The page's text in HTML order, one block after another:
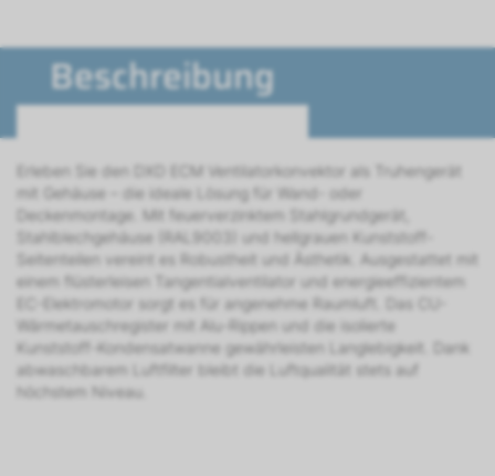
Beschreibung
Erleben Sie den DXD ECM Ventilatorkonvektor als Truhengerät
mit Gehäuse – die ideale Lösung für Wand- oder
Deckenmontage. Mit feuerverzinktem Stahlgrundgerät,
Stahlblechgehäuse (RAL9003) und hellgrauen Kunststoff-
Seitenteilen vereint es Robustheit und Ästhetik. Ausgestattet mit
einem flüsterleisen Tangentialventilator und energieeffizientem
EC-Elektromotor sorgt es für angenehme Raumluft. Das CU-
Wärmetauschregister mit Alu-Rippen und die isolierte
Kunststoff-Kondensatwanne gewährleisten Langlebigkeit. Dank
abwaschbarem Luftfilter bleibt die Luftqualität stets auf
höchstem Niveau.